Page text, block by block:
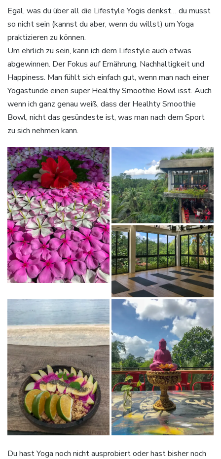
Egal, was du über all die Lifestyle Yogis denkst… du musst
so nicht sein (kannst du aber, wenn du willst) um Yoga
praktizieren zu können.
Um ehrlich zu sein, kann ich dem Lifestyle auch etwas
abgewinnen. Der Fokus auf Ernährung, Nachhaltigkeit und
Happiness. Man fühlt sich einfach gut, wenn man nach einer
Yogastunde einen super Healthy Smoothie Bowl isst. Auch
wenn ich ganz genau weiß, dass der Healhty Smoothie
Bowl, nicht das gesündeste ist, was man nach dem Sport
zu sich nehmen kann.
Du hast Yoga noch nicht ausprobiert oder hast bisher noch